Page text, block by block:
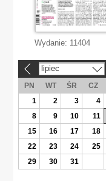
Wydanie: 11404
lipiec
PN WT ŚR CZ
1
2 3 4
8
9 10 11
15
16 17 18
22
23 24 25
29
30 31